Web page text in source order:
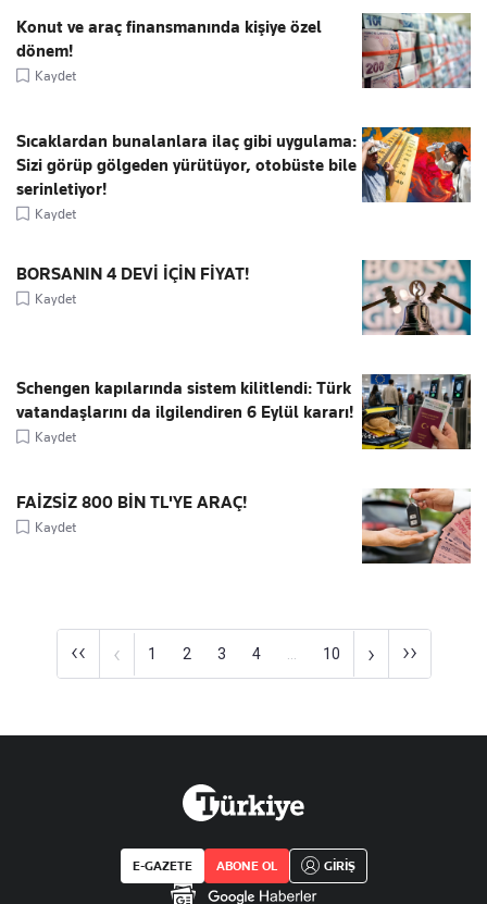
Konut ve araç finansmanında kişiye özel
dönem!
Kaydet
Sıcaklardan bunalanlara ilaç gibi uygulama:
Sizi görüp gölgeden yürütüyor, otobüste bile
serinletiyor!
Kaydet
BORSANIN 4 DEVİ İÇİN FİYAT!
Kaydet
Schengen kapılarında sistem kilitlendi: Türk
vatandaşlarını da ilgilendiren 6 Eylül kararı!
Kaydet
FAİZSİZ 800 BİN TL'YE ARAÇ!
Kaydet
‹‹ ‹ 1 2 3 4 10 › ››
E-GAZETE ABONE OL GİRİŞ